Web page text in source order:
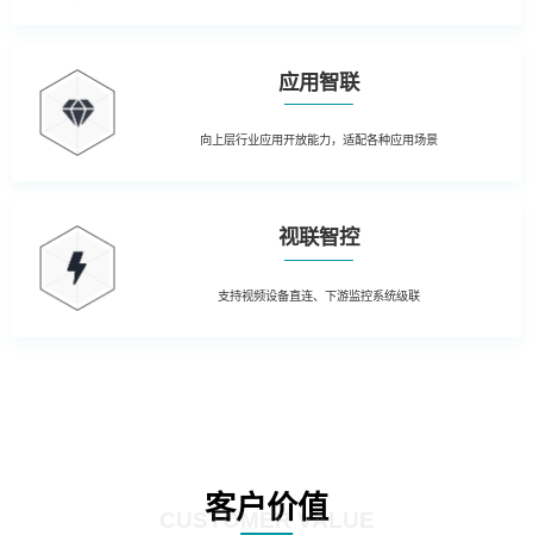
应用智联
向上层行业应用开放能力，适配各种应用场景
视联智控
支持视频设备直连、下游监控系统级联
客户价值
CUSTOMER VALUE